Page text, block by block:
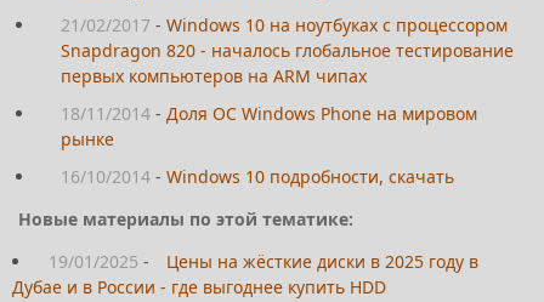
21/02/2017 - Windows 10 на ноутбуках с процессором
Snapdragon 820 - началось глобальное тестирование
первых компьютеров на ARM чипах
18/11/2014 - Доля ОС Windows Phone на мировом
рынке
16/10/2014 - Windows 10 подробности, скачать
Новые материалы по этой тематике:
19/01/2025 -
Цены на жёсткие диски в 2025 году в
Дубае и в России - где выгоднее купить HDD